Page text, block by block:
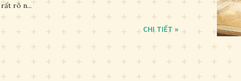
rõ n...
CHI TIẾT »